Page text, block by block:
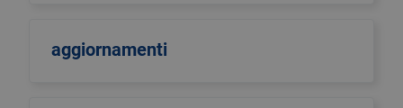
aggiornamenti